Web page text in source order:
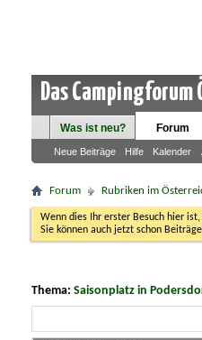
Das Campingforum
Was ist neu? Forum
Neue Beiträge Hilfe Kalender
Forum Rubriken im
Wenn dies Ihr erster Besuch hier
Sie können auch jetzt schon
Thema: Saisonplatz in